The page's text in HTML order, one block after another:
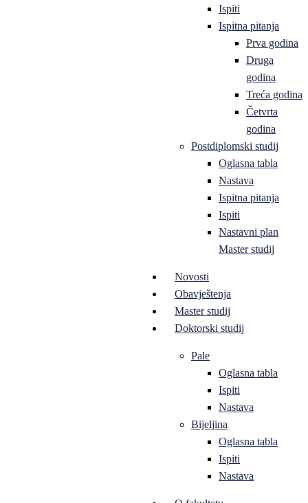
Ispiti
Ispitna pitanja
Prva godina
Druga
godina
Treća godina
Četvrta
godina
Postdiplomski studij
Oglasna tabla
Nastava
Ispitna pitanja
Ispiti
Nastavni plan
Master studij
Novosti
Obavještenja
Master studij
Doktorski studij
Pale
Oglasna tabla
Ispiti
Nastava
Bijeljina
Oglasna tabla
Ispiti
Nastava